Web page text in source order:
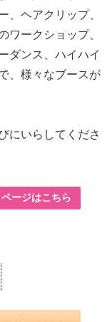
、ヘアクリップ、
ワークショップ、
ダンス、ハイハイ
、様々なブースが
にいらしてくださ
ージはこちら